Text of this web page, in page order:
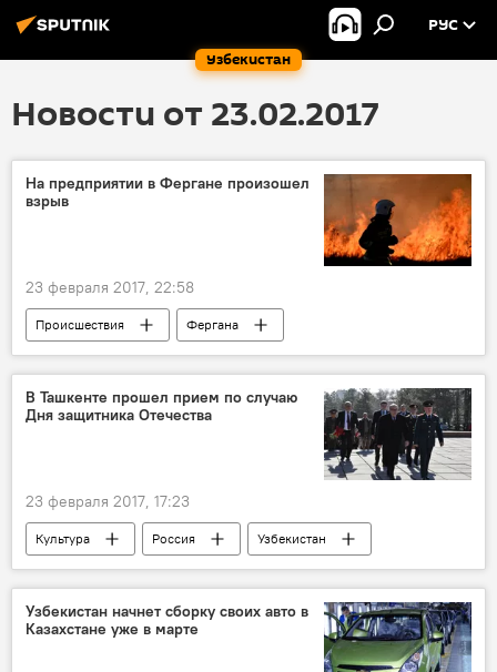
Узбекистан
РУС
Новости от 23.02.2017
На предприятии в Фергане произошел
взрыв
23 февраля 2017, 22:58
Происшествия
Фергана
МЧС Узбекистана
Взрыв на "Ферганаазоте"
В Ташкенте прошел прием по случаю
Дня защитника Отечества
23 февраля 2017, 17:23
Культура Россия
Узбекистан
Россотрудничество
День защитника Родины
Узбекистан начнет сборку своих авто в
Казахстане уже в марте